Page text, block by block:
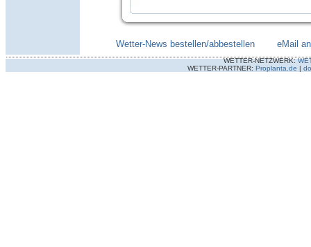
Wetter-News bestellen/abbestellen eMail
WETTER-NETZWERK:
WETTER-PARTNER: Proplanta.de |